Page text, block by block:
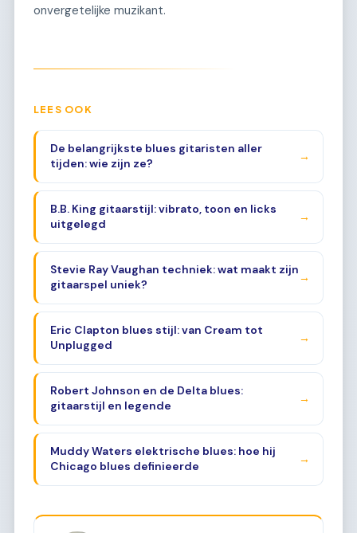
onvergetelijke muzikant.
LEES OOK
De belangrijkste blues gitaristen aller
tijden: wie zijn ze?
→
B.B. King gitaarstijl: vibrato, toon en licks
uitgelegd
→
Stevie Ray Vaughan techniek: wat maakt zijn
gitaarspel uniek?
→
Eric Clapton blues stijl: van Cream tot
Unplugged
→
Robert Johnson en de Delta blues:
gitaarstijl en legende
→
Muddy Waters elektrische blues: hoe hij
Chicago blues definieerde
→